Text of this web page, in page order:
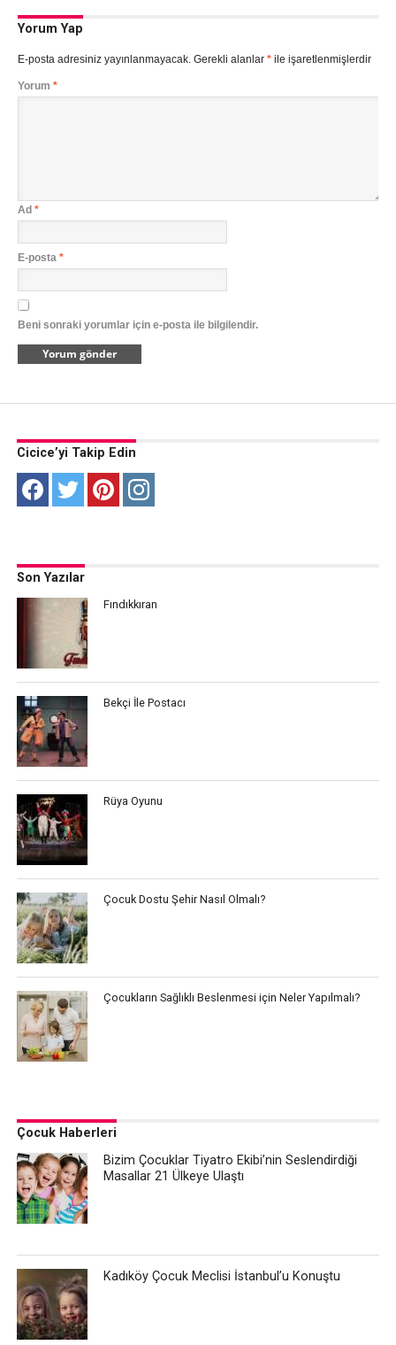
Yorum Yap
E-posta adresiniz yayınlanmayacak. Gerekli alanlar *ile işaretlenmişlerdir
Yorum *
Ad *
E-posta *
Beni sonraki yorumlar için e-posta ile bilgilendir.
Cicice’yi Takip Edin
Son Yazılar
Fındıkkıran
Bekçi İle Postacı
Rüya Oyunu
Çocuk Dostu Şehir Nasıl Olmalı?
Çocukların Sağlıklı Beslenmesi için Neler Yapılmalı?
Çocuk Haberleri
Bizim Çocuklar Tiyatro Ekibi’nin Seslendirdiği
Masallar 21 Ülkeye Ulaştı
Kadıköy Çocuk Meclisi İstanbul’u Konuştu